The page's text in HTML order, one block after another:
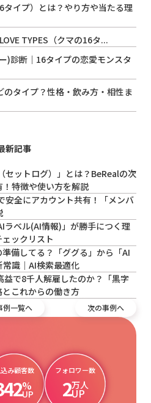
タイプ）とは？やり方や当たる理
TYPES（クマの16タ...
)診断｜16タイプの恋愛モンスタ
タイプ？性格・飲み方・相性ま
新記事
ットログ）」とは？BeRealの次
特徴や使い方を解説
安全にアカウント共有！「メンバ
ラベル(AI情報)」が勝手につく理
ックリスト
備してる？「ググる」から「AI
識｜AI検索最適化
で8千人解雇したのか？「黒字
これからの働き方
例一覧へ 次の事例へ
込み顧客数
%
UP
フォロワー数
2万人
UP